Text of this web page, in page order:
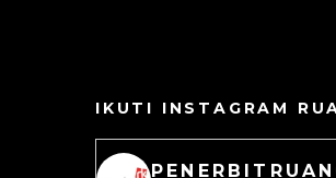
IKUTI INSTAGRAM